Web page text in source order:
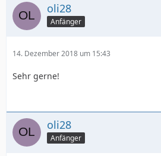
oli28
Anfänger
14. Dezember 2018 um 15:43
Sehr gerne!
oli28
Anfänger